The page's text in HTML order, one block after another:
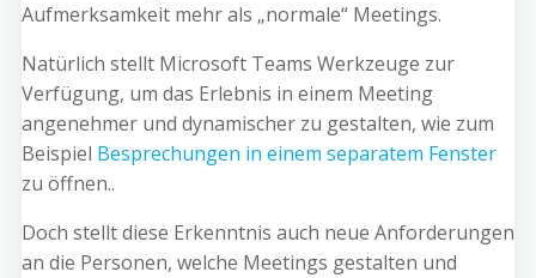
Aufmerksamkeit mehr als „normale“ Meetings.
Natürlich stellt Microsoft Teams Werkzeuge zur
Verfügung, um das Erlebnis in einem Meeting
angenehmer und dynamischer zu gestalten, wie zum
Beispiel Besprechungen in einem separatem Fenster
zu öffnen..
Doch stellt diese Erkenntnis auch neue Anforderungen
an die Personen, welche Meetings gestalten und